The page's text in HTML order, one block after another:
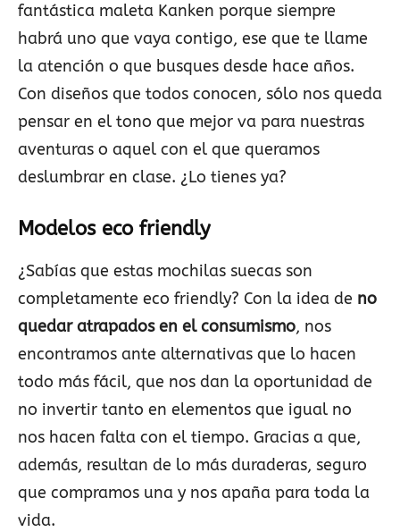
fantástica maleta Kanken porque siempre
habrá uno que vaya contigo, ese que te llame
la atención o que busques desde hace años.
Con diseños que todos conocen, sólo nos queda
pensar en el tono que mejor va para nuestras
aventuras o aquel con el que queramos
deslumbrar en clase. ¿Lo tienes ya?
Modelos eco friendly
¿Sabías que estas mochilas suecas son
completamente eco friendly? Con la idea de no
quedar atrapados en el consumismo, nos
encontramos ante alternativas que lo hacen
todo más fácil, que nos dan la oportunidad de
no invertir tanto en elementos que igual no
nos hacen falta con el tiempo. Gracias a que,
además, resultan de lo más duraderas, seguro
que compramos una y nos apaña para toda la
vida.